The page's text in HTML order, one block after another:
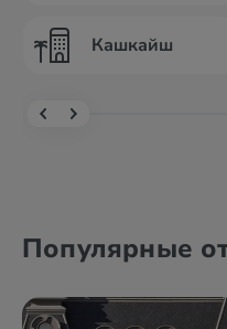
Кашкайш
Популярные